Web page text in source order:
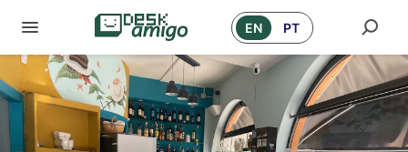
EN PT